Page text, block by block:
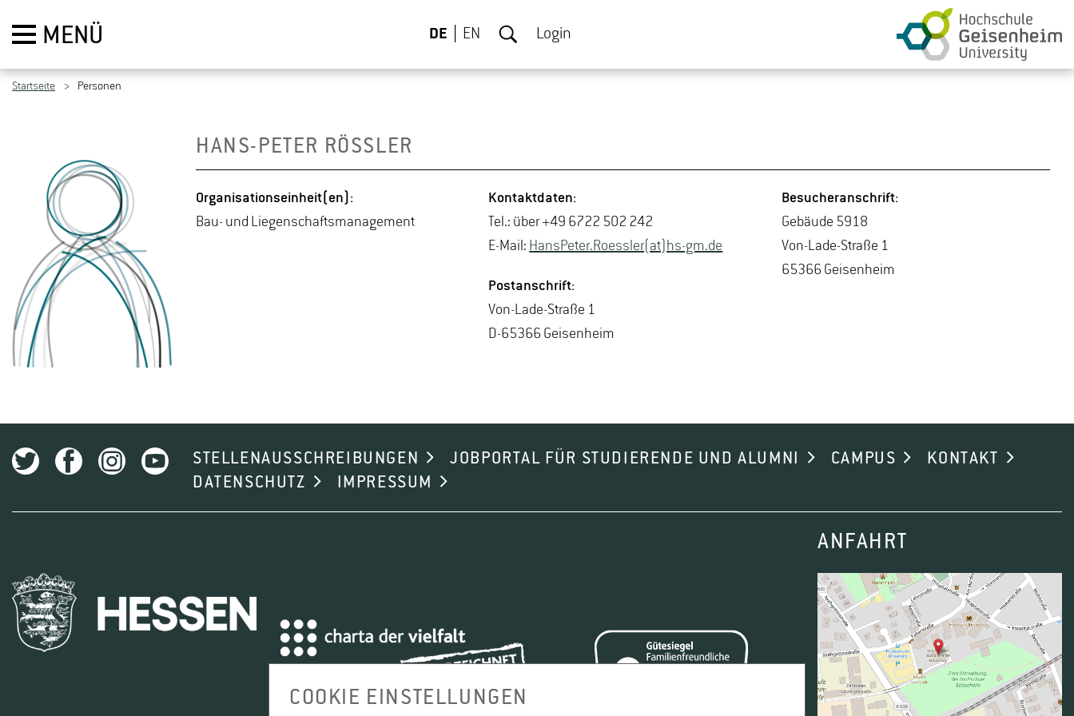
MENÜ DE EN Login
Startseite Personen
HANS-PE­TER RÖSS­LER
Or­ga­ni­sa­ti­ons­ein­heit(en):
Bau- und Lie­gen­schafts­ma­nage­ment
Kon­takt­da­ten:
Tel.: über +49 6722 502 242
E-Mail: Hans­Pe­ter.Roess­ler(at)hs-​gm.​de
Post­an­schrift:
Von-La­de-Stra­ße 1
D-65366 Gei­sen­heim
Be­su­cher­an­schrift:
Ge­bäu­de 5918
Von-La­de-Stra­ße 1
65366 Gei­sen­heim
STELLENAUSSCHREIBUNGEN JOBPORTAL FÜR STUDIERENDE UND ALUMNI CAMPUS
KONTAKT
DATENSCHUTZ
IMPRESSUM
ANFAHRT
COOKIE EINSTELLUNGEN